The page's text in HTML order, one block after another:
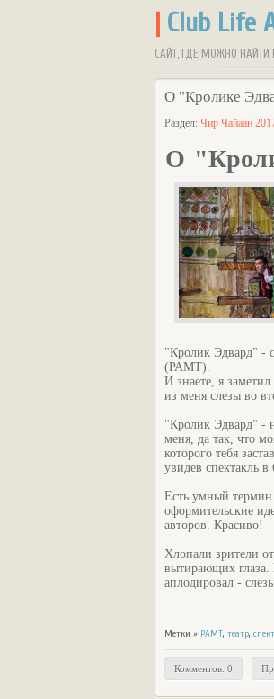
Club Life
САЙТ, ГДЕ МОЖНО НАЙТИ
О "Кролике
Раздел: Чир Чайаан
О
"Кролик Эдвард" -
(РАМТ).
И знаете, я
из меня слезы во
"Кролик Эдвард" -
меня, да так, что
которого тебя
увидев спектакль в
Есть умный термин
оформительские
авторов. Красиво!
Хлопали зрители
вытирающих
аплодировал -
Метки » РАМТ, театр,
Комментов: 0